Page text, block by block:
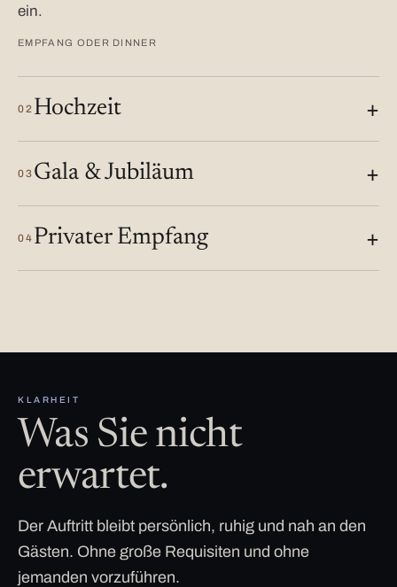
ein.
EMPFANG ODER DINNER
02 Hochzeit
03 Gala & Jubiläum
04 Privater Empfang
KLARHEIT
Was Sie nicht
erwartet.
Der Auftritt bleibt persönlich, ruhig und nah an den
Gästen. Ohne große Requisiten und ohne
jemanden vorzuführen.